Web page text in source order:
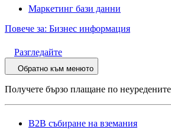
Маркетинг бази данни
Повече за: Бизнес информация
Разгледайте
Обратно към менюто
Получете бързо плащане по
B2B събиране на вземания